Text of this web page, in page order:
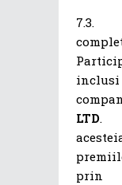
7.3.
LTD.
prin